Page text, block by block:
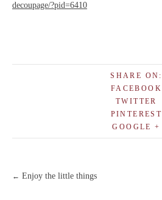
decoupage/?pid=6410
SHARE ON:
FACEBOOK
TWITTER
PINTEREST
GOOGLE +
Post
← Enjoy the little things